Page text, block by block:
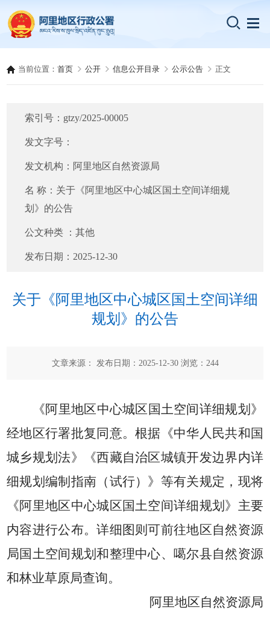
当前位置：首页 公开 信息公开目录 公示公告 正文
索引号： gtzy/2025-00005
发文字号：
发文机构： 阿里地区自然资源局
名 称： 关于《阿里地区中心城区国土空间详细规
划》的公告
公文种类 ：其他
发布日期： 2025-12-30
关于《阿里地区中心城区国土空间详细
规划》的公告
文章来源： 发布日期：2025-12-30 浏览： 244
《阿里地区中心城区国土空间详细规划》
经地区行署批复同意。根据《中华人民共和国
城乡规划法》《西藏自治区城镇开发边界内详
细规划编制指南（试行）》等有关规定，现将
《阿里地区中心城区国土空间详细规划》主要
内容进行公布。详细图则可前往地区自然资源
局国土空间规划和整理中心、噶尔县自然资源
和林业草原局查询。
阿里地区自然资源局